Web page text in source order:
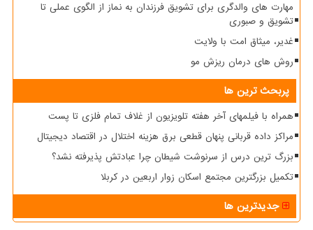
مهارت های والدگری برای تشویق فرزندان به نماز از الگوی عملی تا
تشویق و صبوری
غدیر، میثاق امت با ولایت
روش های درمان ریزش مو
پربحث ترین ها
همراه با فیلمهای آخر هفته تلویزیون از غلاف تمام فلزی تا پست
مراکز داده قربانی پنهان قطعی برق هزینه اختلال در اقتصاد دیجیتال
بزرگ ترین درس از سرنوشت شیطان چرا عبادتش پذیرفته نشد؟
تکمیل بزرگترین مجتمع اسکان زوار اربعین در کربلا
جدیدترین ها